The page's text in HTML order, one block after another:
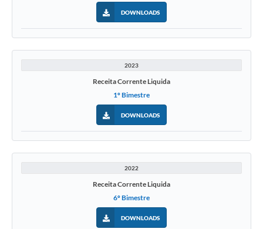
DOWNLOADS
2023
Receita Corrente Liquida
1º Bimestre
DOWNLOADS
2022
Receita Corrente Liquida
6º Bimestre
DOWNLOADS